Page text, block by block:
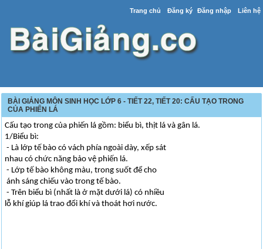
Trang chủ Đăng ký Đăng nhập Liên hệ
BÀI GIẢNG MÔN SINH HỌC LỚP 6 - TIẾT 22, TIẾT 20: CẤU TẠO TRONG
CỦA PHIẾN LÁ
Cấu tạo trong của phiến lá gồm: biểu bì, thịt lá và gân lá.
1/Biểu bì:
- Là lớp tế bào có vách phía ngoài dày, xếp sát
nhau có chức năng bảo vệ phiến lá.
- Lớp tế bào không màu, trong suốt để cho
ánh sáng chiếu vào trong tế bào.
- Trên biểu bì (nhất là ở mặt dưới lá) có nhiều
lỗ khí giúp lá trao đổi khí và thoát hơi nước.